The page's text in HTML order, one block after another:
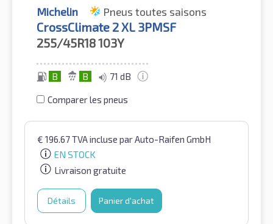
Michelin Pneus toutes saisons
CrossClimate 2 XL 3PMSF
255/45R18103Y
B B 71 dB
Comparer les pneus
€ 196.67TVA incluse par Auto-Raifen GmbH
EN STOCK
Livraison gratuite
Détails Panier d'achat